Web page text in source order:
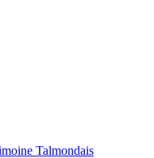
Talmondais